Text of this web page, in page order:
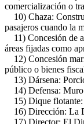
comercialización o
10) Chaza:
pasajeros cuando la
11) Concesión de
áreas fijadas como
12) Concesión
público o bienes
13) Dársena:
14) Defensa: Muro
15) Dique flotante:
16) Dirección: La
17) Director: El